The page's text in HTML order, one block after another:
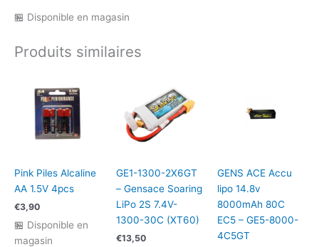
XR
4S
(Multi)
4S5000LP-
M
🏪 Disponible en magasin
Produits similaires
Pink Piles Alcaline
AA 1.5V 4pcs
€3,90
🏪 Disponible en
magasin
GE1-1300-2X6GT
– Gensace Soaring
LiPo 2S 7.4V-
1300-30C (XT60)
€13,50
GENS ACE Accu
lipo 14.8v
8000mAh 80C
EC5 – GE5-8000-
4C5GT